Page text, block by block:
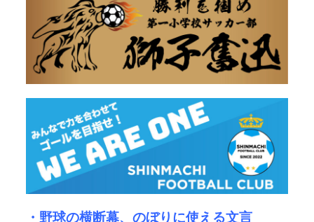
・野球の横断幕、のぼりに使える文言